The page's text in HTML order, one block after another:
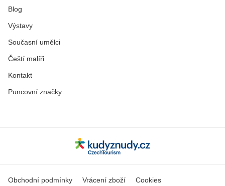
Blog
Výstavy
Současní umělci
Čeští malíři
Kontakt
Puncovní značky
Obchodní podmínky Vrácení zboží Cookies